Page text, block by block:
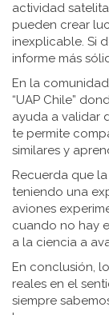
actividad
pueden crear
inexplicable. Si
informe más
En la
“UAP Chile”
ayuda a validar
te permite
similares y
Recuerda que
teniendo una
aviones
cuando no hay
a la ciencia a
En conclusión,
reales en el
siempre